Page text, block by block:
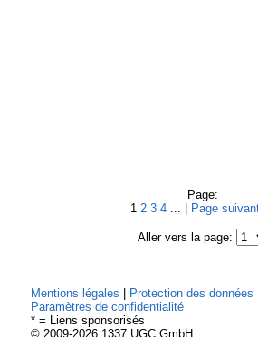
Page:
1 2 3 4 Page
Aller vers la page:
Mentions légales
Protection des données
Paramètres de confidentialité
* = Liens sponsorisés
© 2009-2026 1337 UGC GmbH